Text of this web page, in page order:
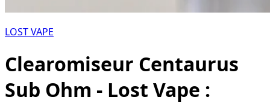
LOST VAPE
Clearomiseur Centaurus
Sub Ohm - Lost Vape :